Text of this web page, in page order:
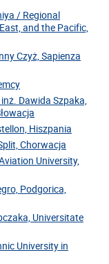
/ Regional
and the Pacific,
Czyż, Sapienza
Dawida Szpaka,
Hiszpania
Chorwacja
University,
Podgorica,
Universitate
University in